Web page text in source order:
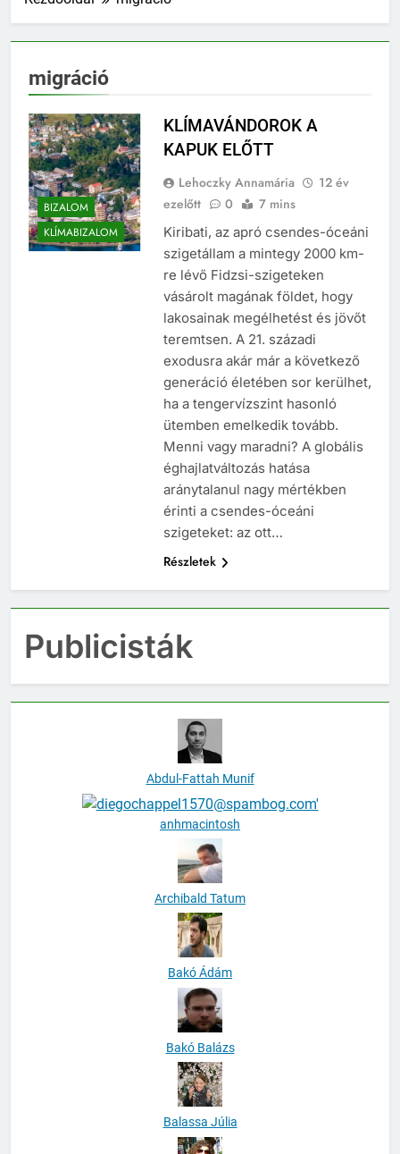
migráció
BIZALOM
KLÍMABIZALOM
KLÍMAVÁNDOROK A
KAPUK ELŐTT
Lehoczky Annamária
12 év
ezelőtt
0 7 mins
Kiribati, az apró csendes-óceáni
szigetállam a mintegy 2000 km-
re lévő Fidzsi-szigeteken
vásárolt magának földet, hogy
lakosainak megélhetést és jövőt
teremtsen. A 21. századi
exodusra akár már a következő
generáció életében sor kerülhet,
ha a tengervízszint hasonló
ütemben emelkedik tovább.
Menni vagy maradni? A globális
éghajlatváltozás hatása
aránytalanul nagy mértékben
érinti a csendes-óceáni
szigeteket: az ott…
Részletek
Publicisták
Abdul-Fattah Munif
anhmacintosh
Archibald Tatum
Bakó Ádám
Bakó Balázs
Balassa Júlia